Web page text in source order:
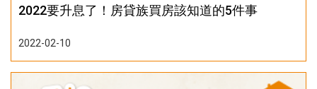
2022要升息了！房貸族買房該知道的5件事
2022-02-10